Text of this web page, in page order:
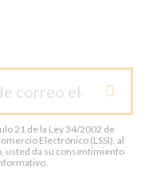
21 de la Ley 34/2002 de
Electrónico (LSSI), al
usted da su consentimiento